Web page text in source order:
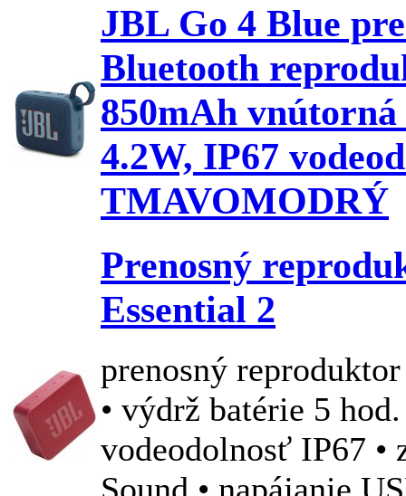
JBL Go 4 Blue
Bluetooth
850mAh
4.2W, IP67
TMAVOMODRÝ
Prenosný
Essential 2
prenosný
• výdrž batérie 5 hod.
vodeodolnosť IP67 •